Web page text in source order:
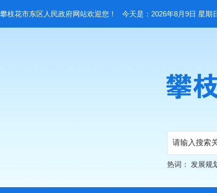
攀枝花市东区人民政府网站欢迎您！ 今天是：2026年8月9日 星期
热词： 发展规